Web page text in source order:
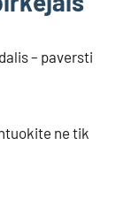
– paversti
ne tik